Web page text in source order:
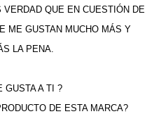
QUE EN CUESTIÓN DE
ME GUSTAN MUCHO MÁS Y
LA PENA.
GUSTA A TI ?
DE ESTA MARCA?